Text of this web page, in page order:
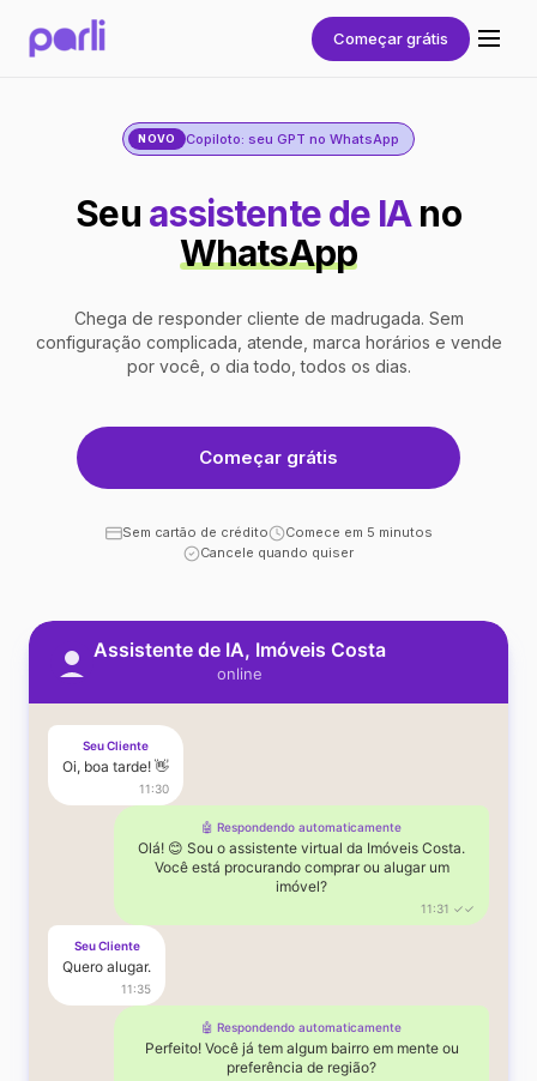
Começar grátis
NOVO Copiloto: seu GPT no WhatsApp
Seu assistente de IAno
WhatsApp
Chega de responder cliente de madrugada. Sem
configuração complicada, atende, marca horários e vende
por você, o dia todo, todos os dias.
Começar grátis
Sem cartão de crédito
Comece em 5 minutos
Cancele quando quiser
Assistente de IA, Imóveis Costa
online
Seu Cliente
Oi, boa tarde! 👋
11:30
🤖 Respondendo automaticamente
Olá! 😊 Sou o assistente virtual da Imóveis Costa.
Você está procurando comprar ou alugar um
imóvel?
11:31 ✓✓
Seu Cliente
Quero alugar.
11:35
🤖 Respondendo automaticamente
Perfeito! Você já tem algum bairro em mente ou
preferência de região?